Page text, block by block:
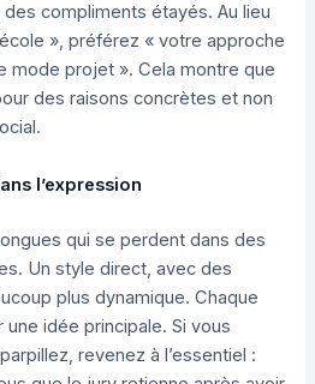
compliments étayés. Au lieu
», préférez « votre approche
mode projet ». Cela montre que
des raisons concrètes et non
l’expression
qui se perdent dans des
Un style direct, avec des
plus dynamique. Chaque
idée principale. Si vous
revenez à l’essentiel :